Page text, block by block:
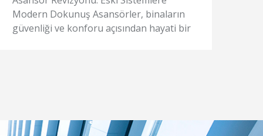
Modern Dokunuş Asansörler, binaların
güvenliği ve konforu açısından hayati bir